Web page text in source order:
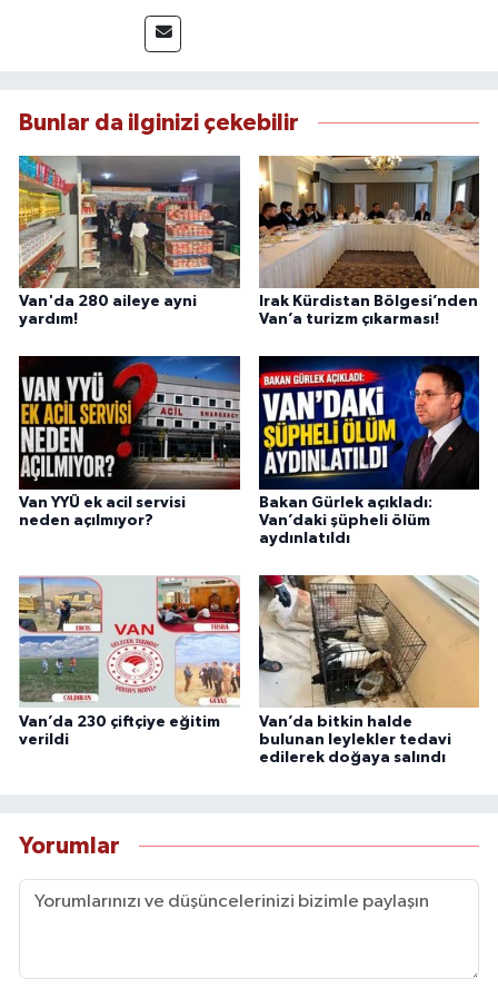
deneyimiyle hızlı ve doğru haber üretimine
odaklanan Keklik, tarafsızlık ve etik gazetecilik
Bunlar da ilginizi çekebilir
Van'da 280 aileye ayni
yardım!
Irak Kürdistan Bölgesi’nden
Van’a turizm çıkarması!
Van YYÜ ek acil servisi
neden açılmıyor?
Bakan Gürlek açıkladı:
Van’daki şüpheli ölüm
aydınlatıldı
Van’da 230 çiftçiye eğitim
verildi
Van’da bitkin halde
bulunan leylekler tedavi
edilerek doğaya salındı
Yorumlar